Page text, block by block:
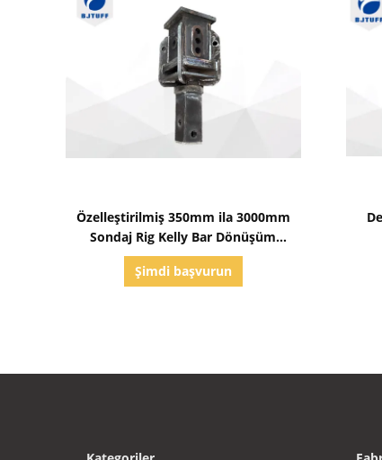
Özelleştirilmiş 350mm ila 3000mm
Sondaj Rig Kelly Bar Dönüşüm
Bölümü
Şimdi başvurun